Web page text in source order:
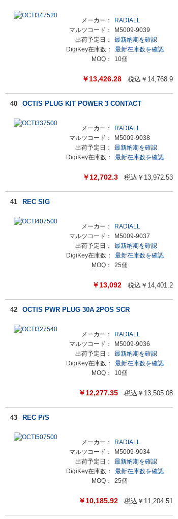
メーカー：
RADIALL
マルツコード：
M5009-9039
出荷予定日：
最新納期を確認
DigiKey在庫数：
最新在庫数を確認
MOQ：
10個
￥13,426.28 税込￥ 14,768.9
40 OCTIS PLUG KIT POWER 3 CONTACT
メーカー：
RADIALL
マルツコード：
M5009-9038
出荷予定日：
最新納期を確認
DigiKey在庫数：
最新在庫数を確認
￥12,702.3 税込￥ 13,972.53
41 REC SIG
メーカー：
RADIALL
マルツコード：
M5009-9037
出荷予定日：
最新納期を確認
DigiKey在庫数：
最新在庫数を確認
MOQ：
25個
￥13,092 税込￥ 14,401.2
42 OCTIS PWR PLUG 30A 2POS SCR
メーカー：
RADIALL
マルツコード：
M5009-9036
出荷予定日：
最新納期を確認
DigiKey在庫数：
最新在庫数を確認
MOQ：
10個
￥12,277.35 税込￥ 13,505.08
43 REC P/S
メーカー：
RADIALL
マルツコード：
M5009-9034
出荷予定日：
最新納期を確認
DigiKey在庫数：
最新在庫数を確認
MOQ：
25個
￥10,185.92 税込￥ 11,204.51